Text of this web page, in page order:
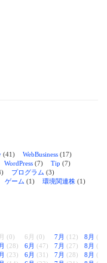
(41) WebBusiness (17)
WordPress (7) Tip (7)
プログラム (3)
ゲーム (1) 環境関連株 (1)
(0) 6月 (0) 7月 (12) 8月
(28) 6月 (47) 7月 (27) 8月
(23) 6月 (31) 7月 (28) 8月